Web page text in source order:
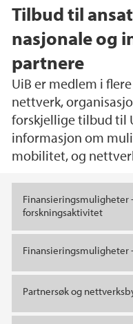
Tilbud til
nasjonale og
partnere
UiB er medlem i
nettverk,
forskjellige tilbud til
informasjon om
mobilitet, og
Hovedinnhold
Finansieringsmuligheter
forskningsaktivitet
Partnersøk og